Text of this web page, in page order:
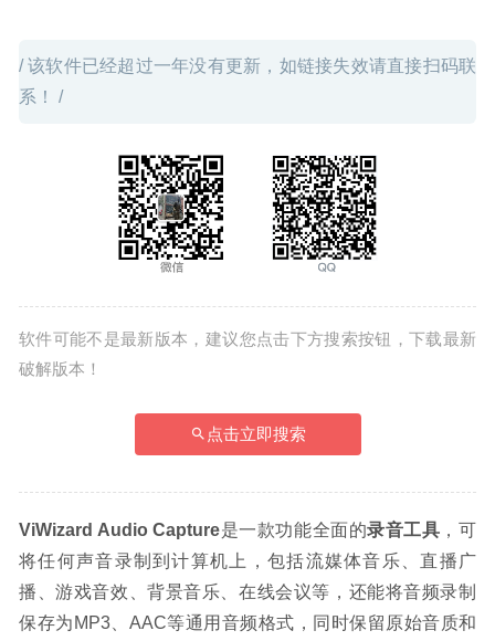
/ 该软件已经超过一年没有更新，如链接失效请直接扫码联
系！ /
软件可能不是最新版本，建议您点击下方搜索按钮，下载最新
破解版本！
点击立即搜索
ViWizard Audio Capture是一款功能全面的录音工具 ，可
将任何声音录制到计算机上，包括流媒体音乐、直播广
播、游戏音效、背景音乐、在线会议等，还能将音频录制
保存为MP3、AAC等通用音频格式，同时保留原始音质和